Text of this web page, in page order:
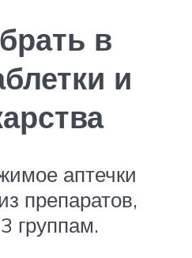
в
и
аптечки
препаратов,
группам.